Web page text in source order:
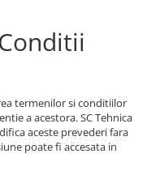
termenilor si conditiilor
a acestora. SC Tehnica
aceste prevederi fara
poate fi accesata in